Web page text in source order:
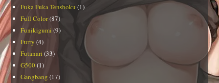
Fuka Fuka Tenshoku (1)
Full Color(87)
Funikigumi (9)
Furry (4)
Futanari (33)
G500 (1)
Gangbang (17)